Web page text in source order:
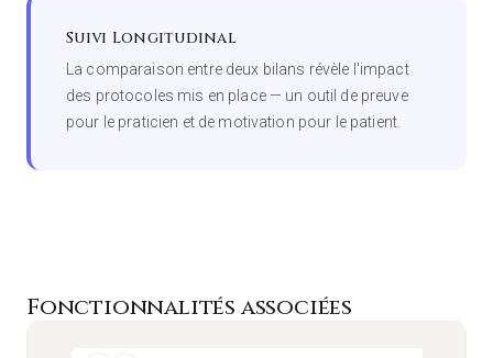
Suivi Longitudinal
La comparaison entre deux bilans révèle l'impact
des protocoles mis en place — un outil de preuve
pour le praticien et de motivation pour le patient.
Fonctionnalités associées